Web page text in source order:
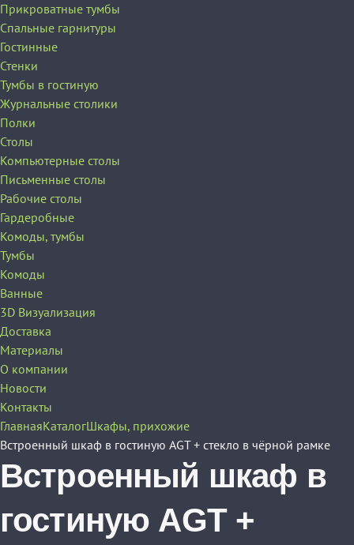
Прикроватные тумбы
Спальные гарнитуры
Гостинные
Стенки
Тумбы в гостиную
Журнальные столики
Полки
Столы
Компьютерные столы
Письменные столы
Рабочие столы
Гардеробные
Комоды, тумбы
Тумбы
Комоды
Ванные
3D Визуализация
Доставка
Материалы
О компании
Новости
Контакты
ГлавнаяКаталогШкафы, прихожие
Встроенный шкаф в гостиную AGT + стекло в чёрной рамке
Встроенный шкаф в
гостиную AGT +